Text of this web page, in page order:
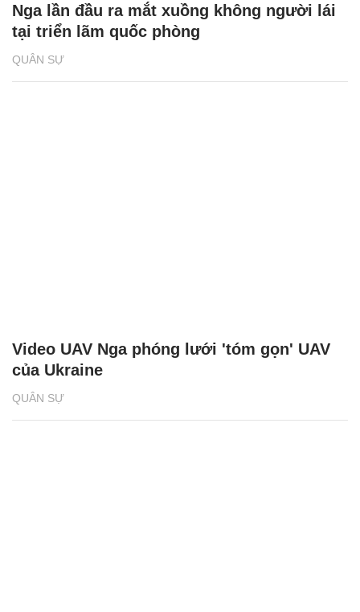
QUÂN SỰ
Nga lần đầu ra mắt xuồng không người lái
tại triển lãm quốc phòng
QUÂN SỰ
Video UAV Nga phóng lưới 'tóm gọn' UAV
của Ukraine